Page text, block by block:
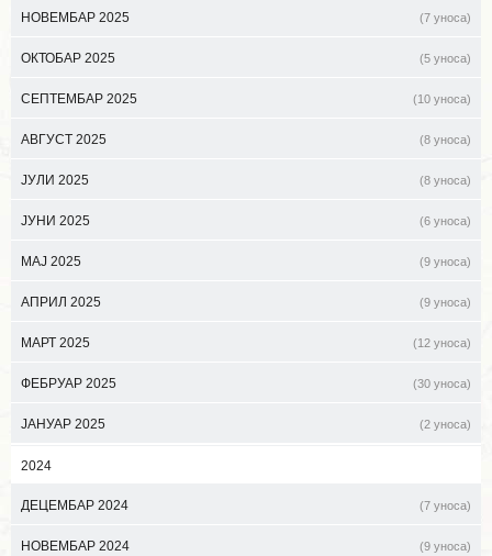
НОВЕМБАР 2025 (7 уноса)
ОКТОБАР 2025 (5 уноса)
СЕПТЕМБАР 2025 (10 уноса)
АВГУСТ 2025 (8 уноса)
ЈУЛИ 2025 (8 уноса)
ЈУНИ 2025 (6 уноса)
МАЈ 2025 (9 уноса)
АПРИЛ 2025 (9 уноса)
МАРТ 2025 (12 уноса)
ФЕБРУАР 2025 (30 уноса)
ЈАНУАР 2025 (2 уноса)
2024
ДЕЦЕМБАР 2024 (7 уноса)
НОВЕМБАР 2024 (9 уноса)